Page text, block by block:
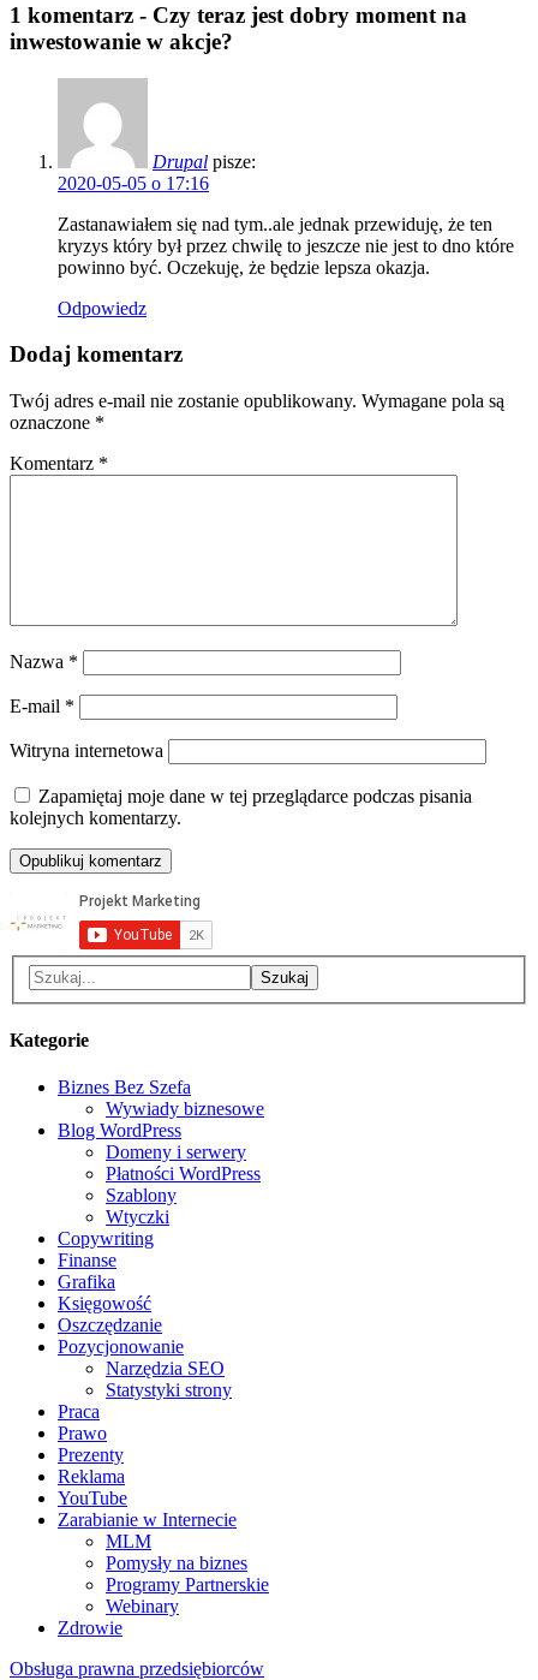
1 komentarz - Czy teraz jest dobry moment na
inwestowanie w akcje?
Drupal pisze:
2020-05-05 o 17:16
Zastanawiałem się nad tym..ale jednak przewiduję, że ten
kryzys który był przez chwilę to jeszcze nie jest to dno które
powinno być. Oczekuję, że będzie lepsza okazja.
Odpowiedz
Dodaj komentarz
Twój adres e-mail nie zostanie opublikowany. Wymagane pola są
oznaczone *
Komentarz *
Nazwa *
E-mail *
Witryna internetowa
Zapamiętaj moje dane w tej przeglądarce podczas pisania
kolejnych komentarzy.
Kategorie
Biznes Bez Szefa
Wywiady biznesowe
Blog WordPress
Domeny i serwery
Płatności WordPress
Szablony
Wtyczki
Copywriting
Finanse
Grafika
Księgowość
Oszczędzanie
Pozycjonowanie
Narzędzia SEO
Statystyki strony
Praca
Prawo
Prezenty
Reklama
YouTube
Zarabianie w Internecie
MLM
Pomysły na biznes
Programy Partnerskie
Webinary
Zdrowie
Obsługa prawna przedsiębiorców